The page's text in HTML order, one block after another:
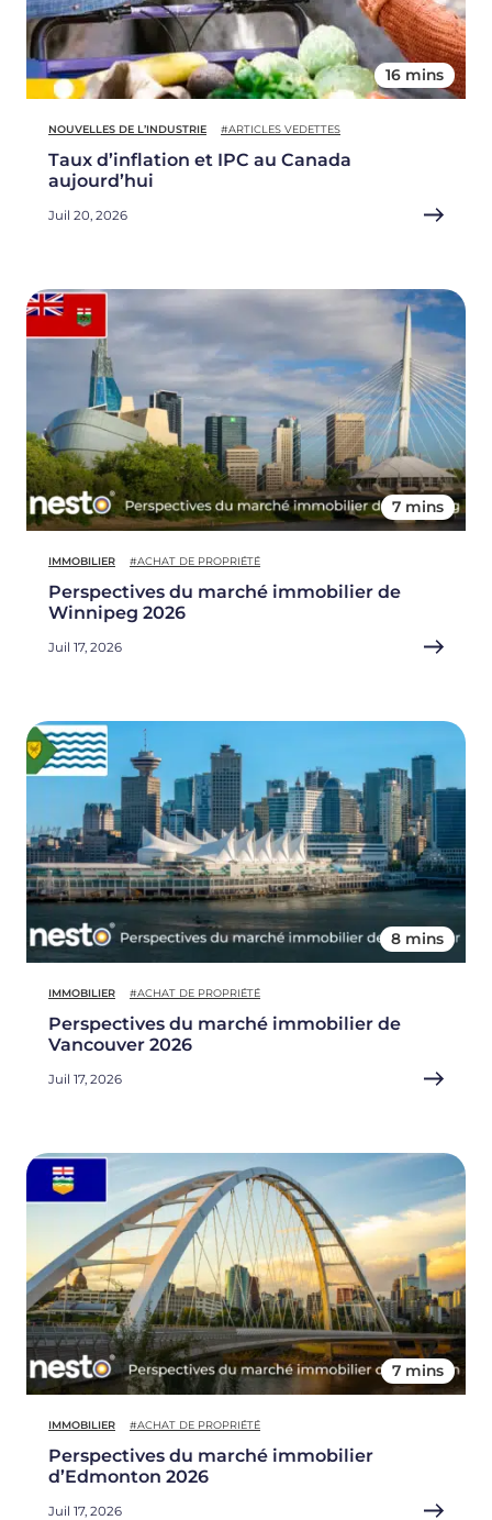
16 mins
NOUVELLES DE L’INDUSTRIE #ARTICLES VEDETTES
Taux d’inflation et IPC au Canada
aujourd’hui
Juil 20, 2026
7 mins
IMMOBILIER #ACHAT DE PROPRIÉTÉ
Perspectives du marché immobilier de
Winnipeg 2026
Juil 17, 2026
8 mins
IMMOBILIER #ACHAT DE PROPRIÉTÉ
Perspectives du marché immobilier de
Vancouver 2026
Juil 17, 2026
7 mins
IMMOBILIER #ACHAT DE PROPRIÉTÉ
Perspectives du marché immobilier
d’Edmonton 2026
Juil 17, 2026